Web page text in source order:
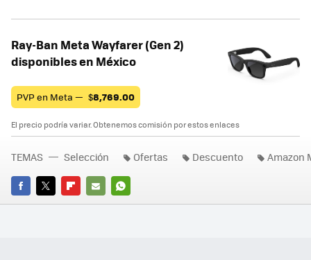
Ray-Ban Meta Wayfarer (Gen 2)
disponibles en México
PVP en Meta — $8,769.00
El precio podría variar. Obtenemos comisión por estos enlaces
FACEBOOK
TWITTERFLIPBOARD
E-
WHATSAPP
TEMAS Selección Ofertas Descuento Amazon